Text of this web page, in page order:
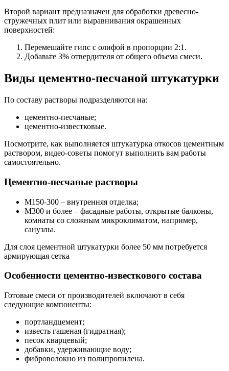
Второй вариант предназначен для обработки древесно-
стружечных плит или выравнивания окрашенных
поверхностей:
Перемешайте гипс с олифой в пропорции 2:1.
Добавьте 3% отвердителя от общего объема смеси.
Виды цементно-песчаной штукатурки
По составу растворы подразделяются на:
цементно-песчаные;
цементно-известковые.
Посмотрите, как выполняется штукатурка откосов цементным
раствором, видео-советы помогут выполнить вам работы
самостоятельно.
Цементно-песчаные растворы
М150-300 – внутренняя отделка;
М300 и более – фасадные работы, открытые балконы,
комнаты со сложным микроклиматом, например,
санузлы.
Для слоя цементной штукатурки более 50 мм потребуется
армирующая сетка
Особенности цементно-известкового состава
Готовые смеси от производителей включают в себя
следующие компоненты:
портландцемент;
известь гашеная (гидратная);
песок кварцевый;
добавки, удерживающие воду;
фиброволокно из полипропилена.